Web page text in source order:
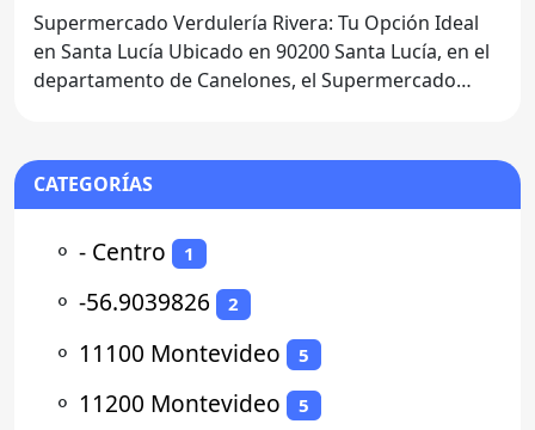
Supermercado Verdulería Rivera: Tu Opción Ideal
en Santa Lucía Ubicado en 90200 Santa Lucía, en el
departamento de Canelones, el Supermercado
CATEGORÍAS
⚬ - Centro 1
⚬ -56.9039826 2
⚬ 11100 Montevideo 5
⚬ 11200 Montevideo 5